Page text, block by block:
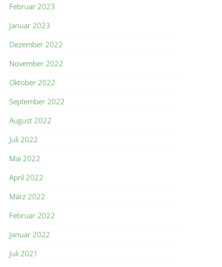
Februar 2023
Januar 2023
Dezember 2022
November 2022
Oktober 2022
September 2022
August 2022
Juli 2022
Mai 2022
April 2022
März 2022
Februar 2022
Januar 2022
Juli 2021